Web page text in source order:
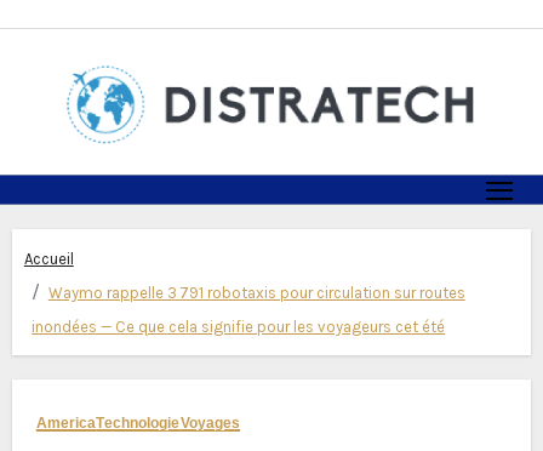
Accueil
Waymo rappelle 3 791 robotaxis pour circulation sur routes
inondées — Ce que cela signifie pour les voyageurs cet été
AmericaTechnologieVoyages